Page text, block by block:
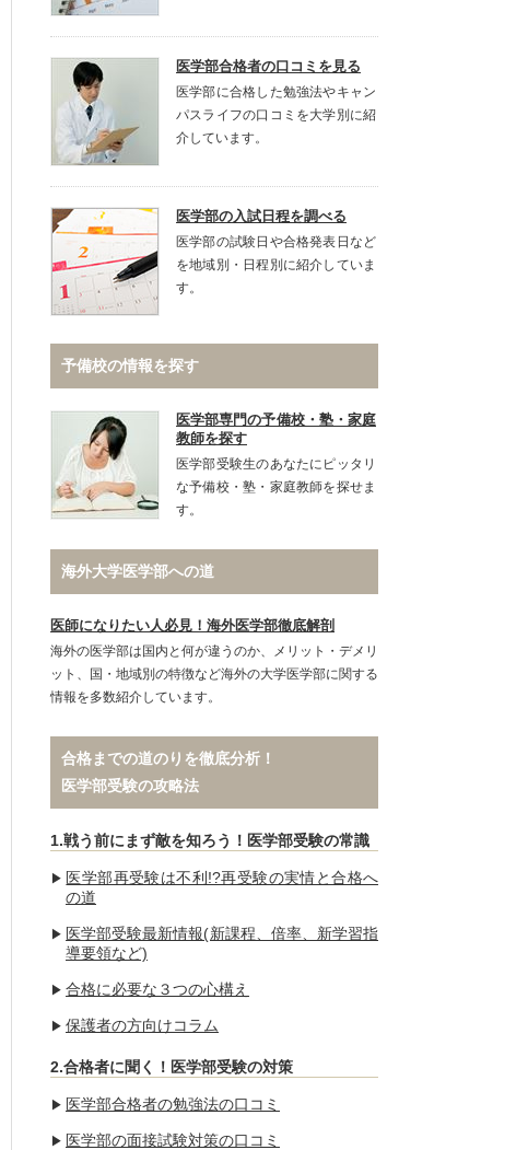
医学部合格者の口コミを見る
医学部に合格した勉強法やキャン
パスライフの口コミを大学別に紹
介しています。
医学部の入試日程を調べる
医学部の試験日や合格発表日など
を地域別・日程別に紹介していま
す。
予備校の情報を探す
医学部専門の予備校・塾・家庭
教師を探す
医学部受験生のあなたにピッタリ
な予備校・塾・家庭教師を探せま
す。
海外大学医学部への道
医師になりたい人必見！海外医学部徹底解剖
海外の医学部は国内と何が違うのか、メリット・デメリ
ット、国・地域別の特徴など海外の大学医学部に関する
情報を多数紹介しています。
合格までの道のりを徹底分析！
医学部受験の攻略法
1.戦う前にまず敵を知ろう！医学部受験の常識
医学部再受験は不利!?再受験の実情と合格へ
の道
医学部受験最新情報(新課程、倍率、新学習指
導要領など)
合格に必要な３つの心構え
保護者の方向けコラム
2.合格者に聞く！医学部受験の対策
医学部合格者の勉強法の口コミ
医学部の面接試験対策の口コミ